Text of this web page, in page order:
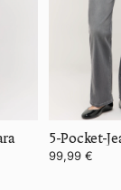
5-Pocket-
99,99 €